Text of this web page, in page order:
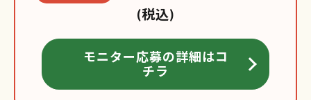
(税込)
モニター応募の詳細はコ
チラ